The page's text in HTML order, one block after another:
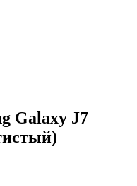
Galaxy J7